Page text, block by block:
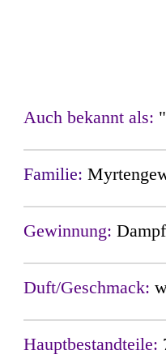
Auch bekannt als:
Familie:
Gewinnung:
Duft/Geschmack:
Hauptbestandteile: